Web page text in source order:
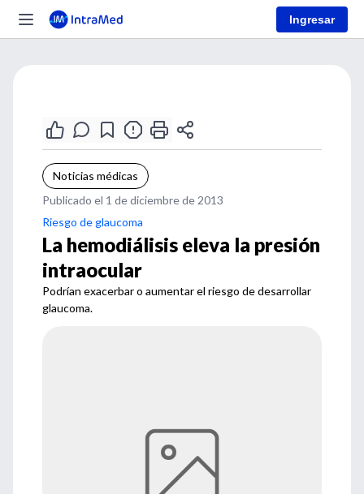
Ingresar
Noticias médicas
Publicado el 1 de diciembre de 2013
Riesgo de glaucoma
La hemodiálisis eleva la presión
intraocular
Podrían exacerbar o aumentar el riesgo de desarrollar
glaucoma.